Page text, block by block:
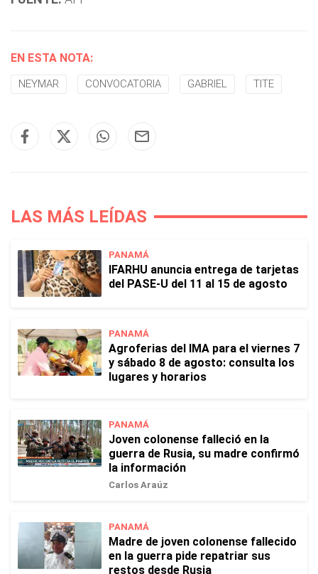
EN ESTA NOTA:
NEYMAR CONVOCATORIA GABRIEL TITE
LAS MÁS LEÍDAS
PANAMÁ
IFARHU anuncia entrega de tarjetas
del PASE-U del 11 al 15 de agosto
PANAMÁ
Agroferias del IMA para el viernes 7
y sábado 8 de agosto: consulta los
lugares y horarios
PANAMÁ
Joven colonense falleció en la
guerra de Rusia, su madre confirmó
la información
Carlos Araúz
PANAMÁ
Madre de joven colonense fallecido
en la guerra pide repatriar sus
restos desde Rusia